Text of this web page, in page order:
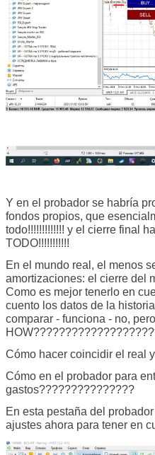
Y en el probador se habría
fondos propios, que
todo!!!!!!!!!!!!! y el cierre final
TODO!!!!!!!!!!!
En el mundo real, el menos
amortizaciones: el cierre del
Como es mejor tenerlo en
cuento los datos de la
comparar - funciona - no,
Cómo hacer coincidir el real
Cómo en el probador para
gastos???????????????
En esta pestaña del
ajustes ahora para tener en